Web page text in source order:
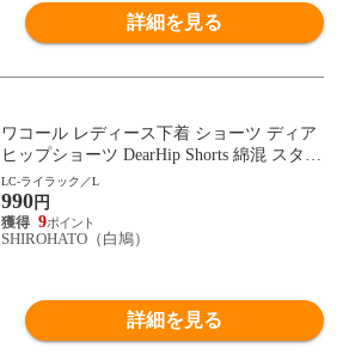
詳細を見る
ワコール レディース下着 ショーツ ディア
ヒップショーツ DearHip Shorts 綿混 スタン
ダード ノーマルショーツ ML Wacoal
LC-ライラック／L
990円
9
SHIROHATO（白鳩）
詳細を見る